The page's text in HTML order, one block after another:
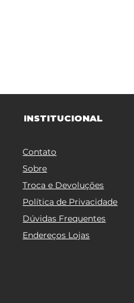
INSTITUCIONAL
Contato
Sobre
Troca e Devoluções
Política de Privacidade
Dúvidas Frequentes
Endereços Lojas